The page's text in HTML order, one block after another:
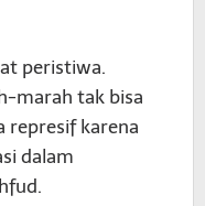
peristiwa.
marah tak bisa
represif karena
dalam